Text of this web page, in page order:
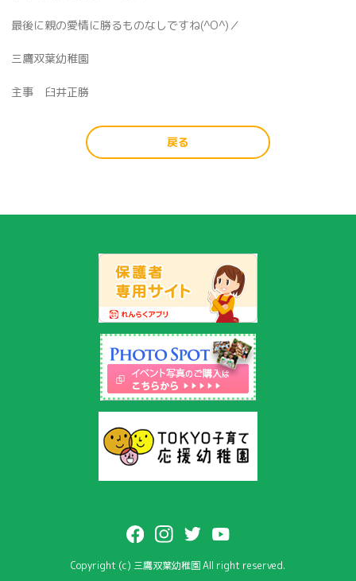
最後に親の愛情に勝るものなしですね(^O^)／
三鷹双葉幼稚園
主事 臼井正勝
戻る
Copyright (c) 三鷹双葉幼稚園 All right reserved.